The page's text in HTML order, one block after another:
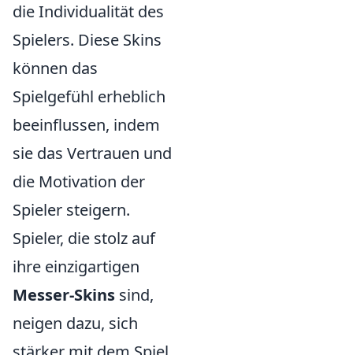
die Individualität des
Spielers. Diese Skins
können das
Spielgefühl erheblich
beeinflussen, indem
sie das Vertrauen und
die Motivation der
Spieler steigern.
Spieler, die stolz auf
ihre einzigartigen
Messer-Skins sind,
neigen dazu, sich